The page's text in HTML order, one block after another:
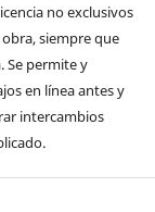
no exclusivos
siempre que
Se permite y
en línea antes y
intercambios